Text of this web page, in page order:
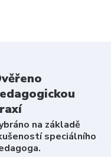
na základě
speciálního